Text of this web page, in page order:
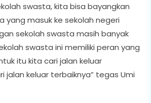
swasta, kita bisa bayangkan
yang masuk ke sekolah negeri
sekolah swasta masih banyak
swasta ini memiliki peran yang
itu kita cari jalan keluar
jalan keluar terbaiknya” tegas Umi